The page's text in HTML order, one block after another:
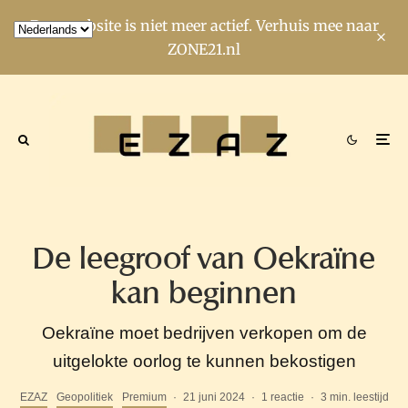
Deze website is niet meer actief. Verhuis mee naar
ZONE21.nl
De leegroof van Oekraïne
kan beginnen
Oekraïne moet bedrijven verkopen om de
uitgelokte oorlog te kunnen bekostigen
EZAZ Geopolitiek Premium · 21 juni 2024 · 1 reactie · 3 min. leestijd